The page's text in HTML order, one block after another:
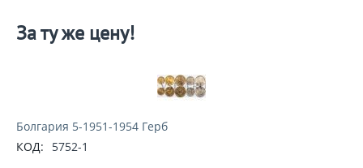
За ту же цену!
Болгария 5-1951-1954 Герб
КОД:
5752-1